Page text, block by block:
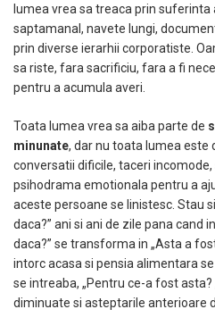
lumea vrea sa treaca prin suferinta
saptamanal, navete lungi,
prin diverse ierarhii corporatiste.
sa riste, fara sacrificiu, fara a fi
pentru a acumula averi.
Toata lumea vrea sa aiba parte de
minunate, dar nu toata lumea este
conversatii dificile, taceri
psihodrama emotionala pentru a
aceste persoane se linistesc. Stau
daca?” ani si ani de zile pana cand
daca?” se transforma in „Asta a
intorcacasa si pensia alimentara
se intreaba, „Pentru ce-a fost
diminuate si asteptarile anterioare